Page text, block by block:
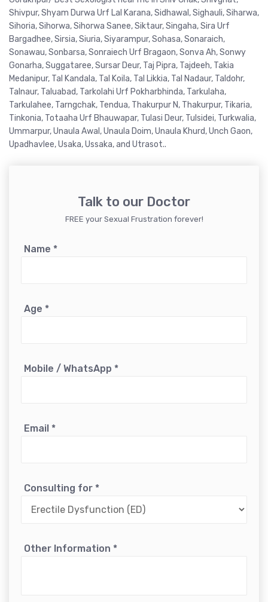
Shivpur, Shyam Durwa Urf Lal Karana, Sidhawal, Sighauli, Siharwa,
Sihoria, Sihorwa, Sihorwa Sanee, Siktaur, Singaha, Sira Urf
Bargadhee, Sirsia, Siuria, Siyarampur, Sohasa, Sonaraich,
Sonawau, Sonbarsa, Sonraiech Urf Bragaon, Sonva Ah, Sonwy
Gonarha, Suggataree, Sursar Deur, Taj Pipra, Tajdeeh, Takia
Medanipur, Tal Kandala, Tal Koila, Tal Likkia, Tal Nadaur, Taldohr,
Talnaur, Taluabad, Tarkolahi Urf Pokharbhinda, Tarkulaha,
Tarkulahee, Tarngchak, Tendua, Thakurpur N, Thakurpur, Tikaria,
Tinkonia, Totaaha Urf Bhauwapar, Tulasi Deur, Tulsidei, Turkwalia,
Ummarpur, Unaula Awal, Unaula Doim, Unaula Khurd, Unch Gaon,
Upadhavlee, Usaka, Ussaka, and Utrasot..
Talk to our Doctor
FREE your Sexual Frustration forever!
Name *
Age *
Mobile / WhatsApp *
Email *
Consulting for *
Other Information *